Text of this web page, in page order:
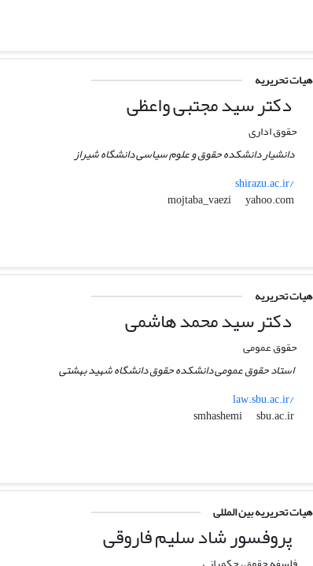
هیات تحریریه
دکتر سید مجتبی واعظی
حقوق اداری
دانشیار دانشکده حقوق و علوم سیاسی دانشگاه شیراز
shirazu.ac.ir/
mojtaba_vaezi
yahoo.com
هیات تحریریه
دکتر سید محمد هاشمی
حقوق عمومی
استاد حقوق عمومی دانشکده حقوق دانشگاه شهید بهشتی
law.sbu.ac.ir/
smhashemi
sbu.ac.ir
هیات تحریریه بین المللی
پروفسور شاد سلیم فاروقی